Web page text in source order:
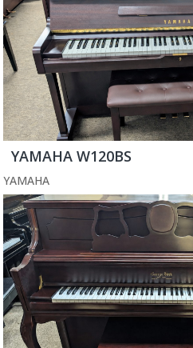
YAMAHA W120BS
YAMAHA